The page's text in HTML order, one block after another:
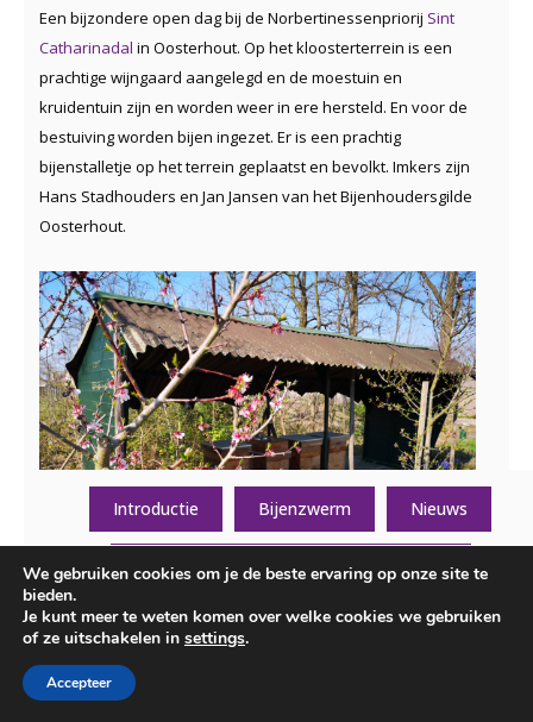
Introductie Bijenzwerm Nieuws
Algemene informatie over de vereniging
Contactgegevens Overige informatie
Een bijzondere open dag bij de Norbertinessenpriorij Sint
Catharinadal in Oosterhout. Op het kloosterterrein is een
prachtige wijngaard aangelegd en de moestuin en
kruidentuin zijn en worden weer in ere hersteld. En voor de
bestuiving worden bijen ingezet. Er is een prachtig
bijenstalletje op het terrein geplaatst en bevolkt. Imkers zijn
Hans Stadhouders en Jan Jansen van het Bijenhoudersgilde
Oosterhout.
Bij de bijentuin Buurstede hielden we vandaag de jaarlijkse
We gebruiken cookies om je de beste ervaring op onze site te
bieden.
Je kunt meer te weten komen over welke cookies we gebruiken
of ze uitschakelen in settings.
Accepteer